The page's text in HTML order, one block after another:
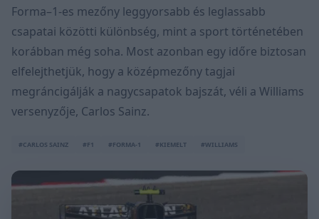
Forma–1-es mezőny leggyorsabb és leglassabb
csapatai közötti különbség, mint a sport történetében
korábban még soha. Most azonban egy időre biztosan
elfelejthetjük, hogy a középmezőny tagjai
megráncigálják a nagycsapatok bajszát, véli a Williams
versenyzője, Carlos Sainz.
#CARLOS SAINZ #F1 #FORMA-1 #KIEMELT #WILLIAMS